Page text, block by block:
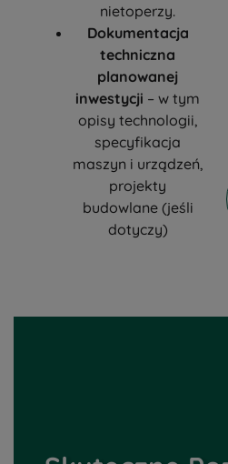
nietoperzy.
Dokumentacja
techniczna
planowanej
inwestycji – w tym
opisy technologii,
specyfikacja
maszyn i urządzeń,
projekty
budowlane (jeśli
dotyczy)